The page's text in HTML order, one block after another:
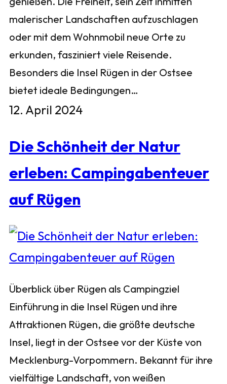
malerischer Landschaften aufzuschlagen
oder mit dem Wohnmobil neue Orte zu
erkunden, fasziniert viele Reisende.
Besonders die Insel Rügen in der Ostsee
bietet ideale Bedingungen…
12. April 2024
Die Schönheit der Natur
erleben: Campingabenteuer
auf Rügen
Überblick über Rügen als Campingziel
Einführung in die Insel Rügen und ihre
Attraktionen Rügen, die größte deutsche
Insel, liegt in der Ostsee vor der Küste von
Mecklenburg-Vorpommern. Bekannt für ihre
vielfältige Landschaft, von weißen